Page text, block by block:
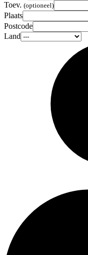
Toev. (optioneel)
Plaats
Postcode
Land